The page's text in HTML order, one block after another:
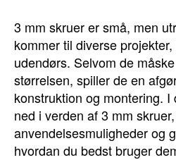
3 mm skruer er små, men
kommer til diverse
udendørs. Selvom de
størrelsen, spiller de en
konstruktion og montering.
ned i verden af 3 mm
anvendelsesmuligheder og
hvordan du bedst bruger